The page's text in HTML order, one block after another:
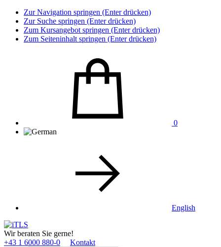
Zur Navigation springen (Enter drücken)
Zur Suche springen (Enter drücken)
Zum Kursangebot springen (Enter drücken)
Zum Seiteninhalt springen (Enter drücken)
0
English
Wir beraten Sie gerne!
+43 1 6000 880­-0
Kontakt